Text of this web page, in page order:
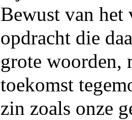
Bewust van het
opdracht die
grote woorden,
toekomst
zin zoals onze